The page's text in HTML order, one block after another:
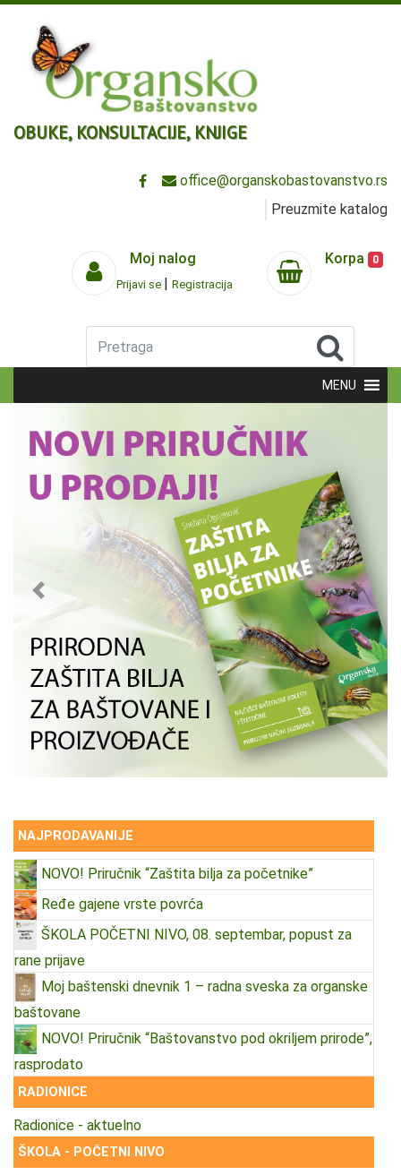
OBUKE, KONSULTACIJE, KNJIGE
office@organskobastovanstvo.rs
Preuzmite katalog
Moj nalog
Prijavi se | Registracija
Korpa 0
Pretraga
MENU
Previous Next
NAJPRODAVANIJE
NOVO! Priručnik “Zaštita bilja za početnike”
Ređe gajene vrste povrća
ŠKOLA POČETNI NIVO, 08. septembar, popust za
rane prijave
Moj baštenski dnevnik 1 – radna sveska za organske
baštovane
NOVO! Priručnik “Baštovanstvo pod okriljem prirode”,
rasprodato
RADIONICE
Radionice - aktuelno
ŠKOLA - POČETNI NIVO